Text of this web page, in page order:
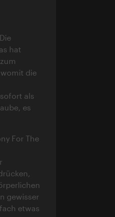
hat
die
als
es
For The
gewisser
etwas